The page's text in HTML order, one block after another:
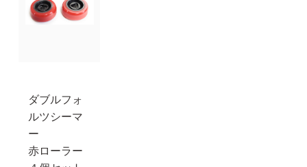
ダブルフォ
ルツシーマ
ー
赤ローラー